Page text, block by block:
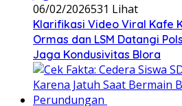
06/02/2026531 Lihat
‎Klarifikasi Video Viral Kafe
Ormas dan LSM Datangi
Jaga Kondusivitas Blora